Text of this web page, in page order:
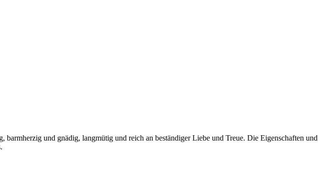
und gnädig, langmütig und reich an beständiger Liebe und Treue. Die Eigenschaften und